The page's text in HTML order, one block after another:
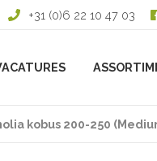
+31 (0)6 22 10 47 03
kobus 200-250